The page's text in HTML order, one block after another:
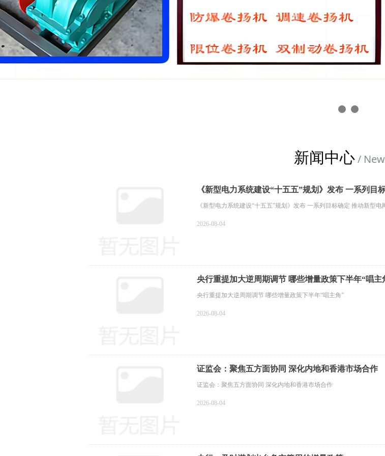
新闻中心/
《新型电力系统建设“十五五”规划》发布 一系列目
《新型电力系统建设“十五五”规划》发布 一系列目标确定 推动新型电
2026-08-04
央行重提加大逆周期调节 哪些增量政策下半年“唱主
央行重提加大逆周期调节 哪些增量政策下半年“唱主角”
2026-08-04
证监会：聚焦五方面协同 深化内地和香港市场合作
证监会：聚焦五方面协同 深化内地和香港市场合作
2026-08-04